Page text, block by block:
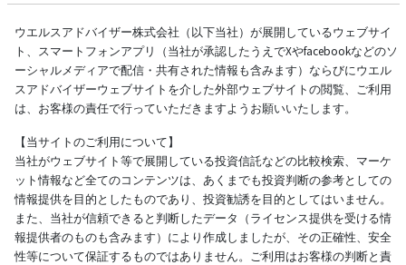
ウエルスアドバイザー株式会社（以下当社）が展開しているウェブサイ
ト、スマートフォンアプリ（当社が承認したうえでXやfacebookなどのソ
ーシャルメディアで配信・共有された情報も含みます）ならびにウエル
スアドバイザーウェブサイトを介した外部ウェブサイトの閲覧、ご利用
は、お客様の責任で行っていただきますようお願いいたします。
【当サイトのご利用について】
当社がウェブサイト等で展開している投資信託などの比較検索、マーケ
ット情報など全てのコンテンツは、あくまでも投資判断の参考としての
情報提供を目的としたものであり、投資勧誘を目的としてはいません。
また、当社が信頼できると判断したデータ（ライセンス提供を受ける情
報提供者のものも含みます）により作成しましたが、その正確性、安全
性等について保証するものではありません。ご利用はお客様の判断と責